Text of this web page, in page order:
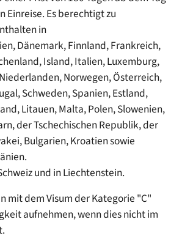
Einreise. Es berechtigt zu
in
Dänemark, Finnland, Frankreich,
Island, Italien, Luxemburg,
Norwegen, Österreich,
Schweden, Spanien, Estland,
Litauen, Malta, Polen, Slowenien,
der Tschechischen Republik, der
Bulgarien, Kroatien sowie
und in Liechtenstein.
mit dem Visum der Kategorie "C"
aufnehmen, wenn dies nicht im